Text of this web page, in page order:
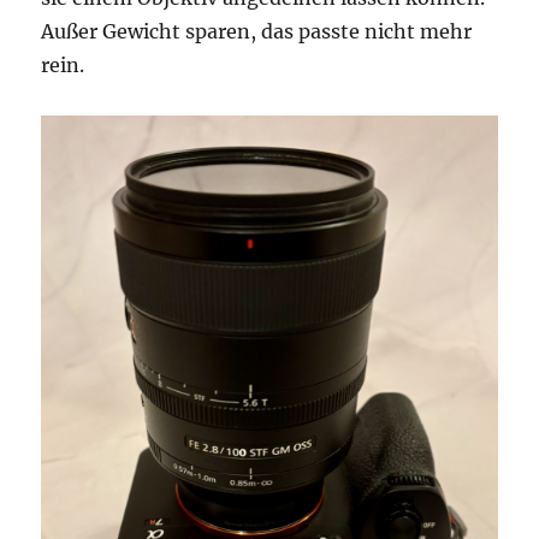
Außer Gewicht sparen, das passte nicht mehr
rein.